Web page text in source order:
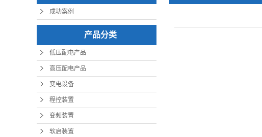
成功案例
产品分类
低压配电产品
高压配电产品
变电设备
程控装置
变频装置
软启装置